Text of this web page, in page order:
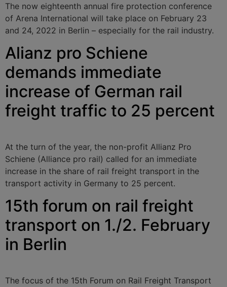
The now eighteenth annual fire protection conference
of Arena International will take place on February 23
and 24, 2022 in Berlin – especially for the rail industry.
Alianz pro Schiene
demands immediate
increase of German rail
freight traffic to 25 percent
At the turn of the year, the non-profit Allianz Pro
Schiene (Alliance pro rail) called for an immediate
increase in the share of rail freight transport in the
transport activity in Germany to 25 percent.
15th forum on rail freight
transport on 1./2. February
in Berlin
The focus of the 15th Forum on Rail Freight Transport